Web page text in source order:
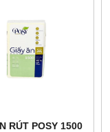
RÚT POSY 1500